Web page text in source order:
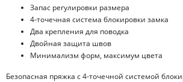
Запас регулировки размера
4-точечная система блокировки замка
Два крепления для поводка
Двойная защита швов
Минимализм форм, максимум цвета
Безопасная пряжка с 4-точечной системой